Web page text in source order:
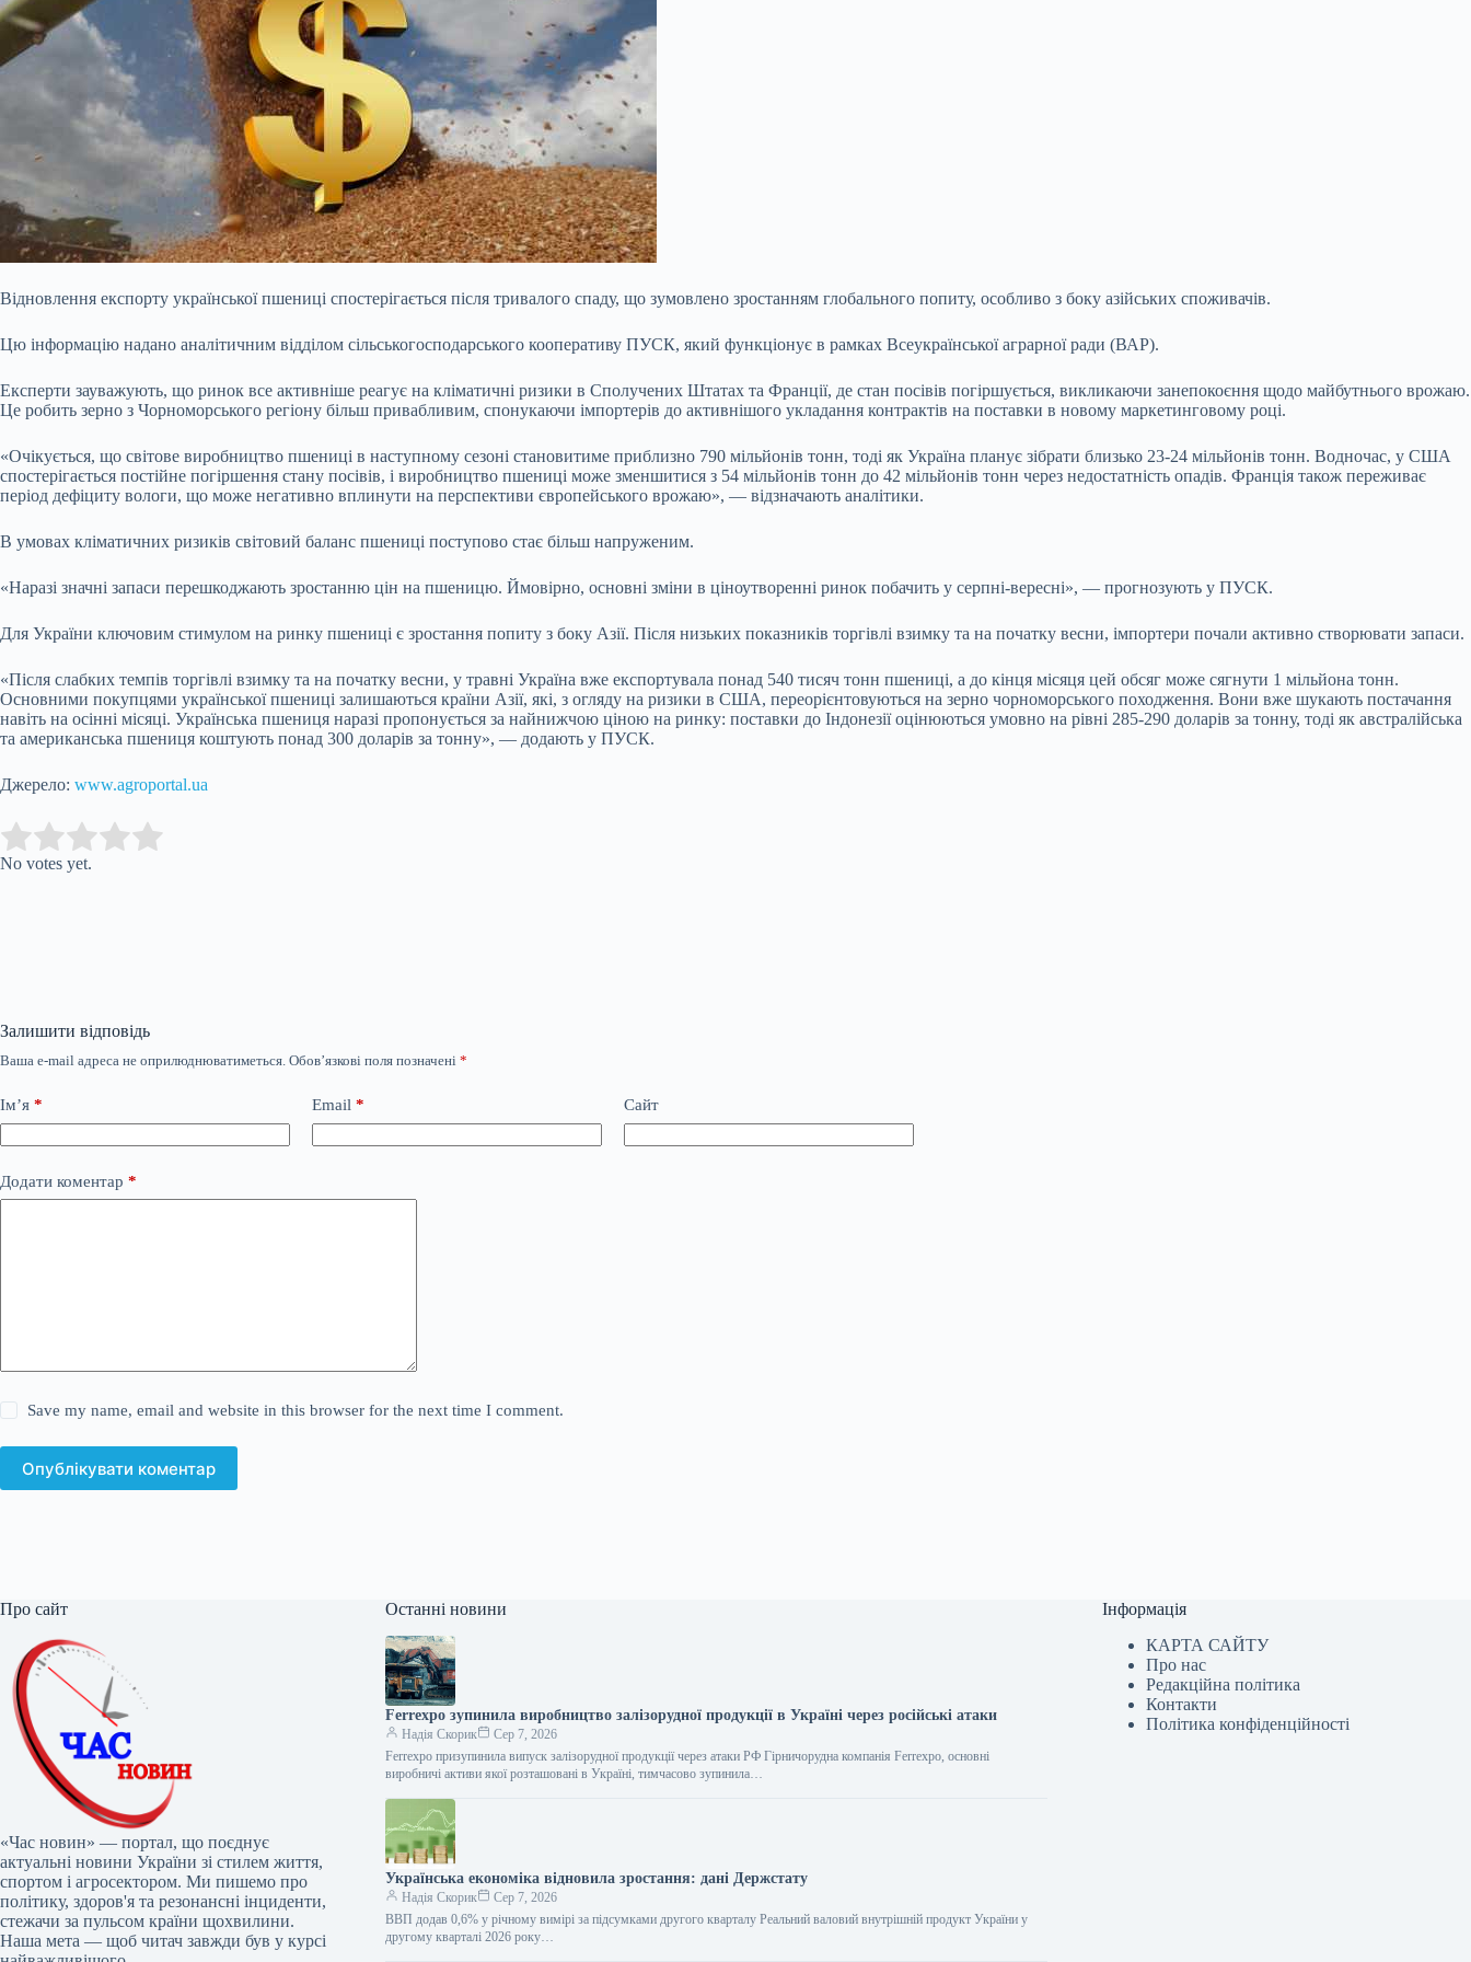
Відновлення експорту української пшениці спостерігається після тривалого спаду, що зумовлено зростанням глобального попиту, особливо з боку азійських споживачів.
Цю інформацію надано аналітичним відділом сільськогосподарського кооперативу ПУСК, який функціонує в рамках Всеукраїнської аграрної ради (ВАР).
Експерти зауважують, що ринок все активніше реагує на кліматичні ризики в Сполучених Штатах та Франції, де стан посівів погіршується, викликаючи занепокоєння щодо майбутнього врожаю.
Це робить зерно з Чорноморського регіону більш привабливим, спонукаючи імпортерів до активнішого укладання контрактів на поставки в новому маркетинговому році.
«Очікується, що світове виробництво пшениці в наступному сезоні становитиме приблизно 790 мільйонів тонн, тоді як Україна планує зібрати близько 23-24 мільйонів тонн. Водночас, у США
спостерігається постійне погіршення стану посівів, і виробництво пшениці може зменшитися з 54 мільйонів тонн до 42 мільйонів тонн через недостатність опадів. Франція також переживає
період дефіциту вологи, що може негативно вплинути на перспективи європейського врожаю», — відзначають аналітики.
В умовах кліматичних ризиків світовий баланс пшениці поступово стає більш напруженим.
«Наразі значні запаси перешкоджають зростанню цін на пшеницю. Ймовірно, основні зміни в ціноутворенні ринок побачить у серпні-вересні», — прогнозують у ПУСК.
Для України ключовим стимулом на ринку пшениці є зростання попиту з боку Азії. Після низьких показників торгівлі взимку та на початку весни, імпортери почали активно створювати запаси.
«Після слабких темпів торгівлі взимку та на початку весни, у травні Україна вже експортувала понад 540 тисяч тонн пшениці, а до кінця місяця цей обсяг може сягнути 1 мільйона тонн.
Основними покупцями української пшениці залишаються країни Азії, які, з огляду на ризики в США, переорієнтовуються на зерно чорноморського походження. Вони вже шукають постачання
навіть на осінні місяці. Українська пшениця наразі пропонується за найнижчою ціною на ринку: поставки до Індонезії оцінюються умовно на рівні 285-290 доларів за тонну, тоді як австралійська
та американська пшениця коштують понад 300 доларів за тонну», — додають у ПУСК.
Джерело: www.agroportal.ua
Rate this item:
No votes yet.
Залишити відповідь
Ваша e-mail адреса не оприлюднюватиметься. Обов’язкові поля позначені *
Ім’я * Email * Сайт
Додати коментар *
Save my name, email and website in this browser for the next time I comment.
Опублікувати коментар
Про сайт
«Час новин» — портал, що поєднує
актуальні новини України зі стилем життя,
спортом і агросектором. Ми пишемо про
політику, здоров'я та резонансні інциденти,
стежачи за пульсом країни щохвилини.
Наша мета — щоб читач завжди був у курсі
Останні новини
Ferrexpo зупинила виробництво залізорудної продукції в Україні через російські атаки
Надія Скорик
Сер 7, 2026
Ferrexpo призупинила випуск залізорудної продукції через атаки РФ Гірничорудна компанія Ferrexpo, основні
виробничі активи якої розташовані в Україні, тимчасово зупинила…
Українська економіка відновила зростання: дані Держстату
Надія Скорик
Сер 7, 2026
ВВП додав 0,6% у річному вимірі за підсумками другого кварталу Реальний валовий внутрішній продукт України у
другому кварталі 2026 року…
Інформація
КАРТА САЙТУ
Про нас
Редакційна політика
Контакти
Політика конфіденційності